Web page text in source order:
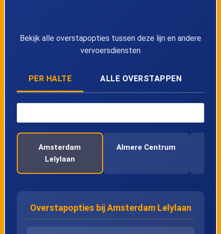
Bekijk alle overstapopties tussen deze lijn en andere
vervoersdiensten
PER HALTE ALLE OVERSTAPPEN
Amsterdam
Lelylaan
Almere Centrum
Overstapopties bij Amsterdam Lelylaan